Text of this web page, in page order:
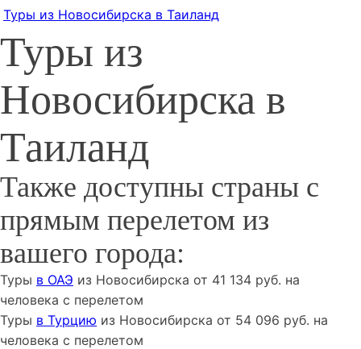
Туры из Новосибирска в Таиланд
Туры из
Новосибирска в
Таиланд
Также доступны страны с
прямым перелетом из
вашего города:
Туры в ОАЭ из Новосибирска от 41 134 руб. на
человека с перелетом
Туры в Турцию из Новосибирска от 54 096 руб. на
человека с перелетом